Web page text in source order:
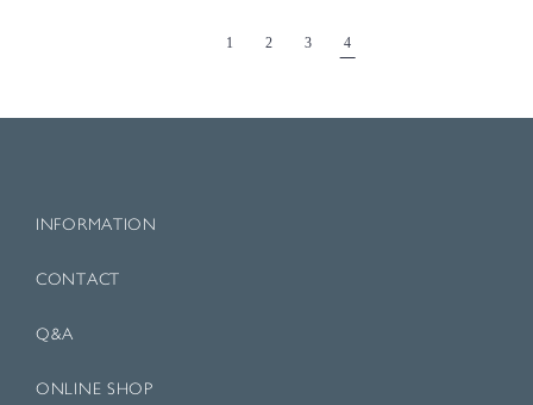
1 2 3 4
INFORMATION
CONTACT
Q&A
ONLINE SHOP